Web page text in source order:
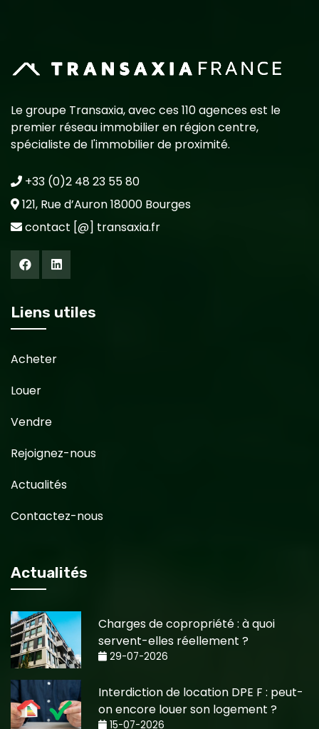
Le groupe Transaxia, avec ces 110 agences est le
premier réseau immobilier en région centre,
spécialiste de l'immobilier de proximité.
+33 (0)2 48 23 55 80
121, Rue d’Auron 18000 Bourges
contact [@] transaxia.fr
Liens utiles
Acheter
Louer
Vendre
Rejoignez-nous
Actualités
Contactez-nous
Actualités
Charges de copropriété : à quoi
servent-elles réellement ?
29-07-2026
Interdiction de location DPE F : peut-
on encore louer son logement ?
15-07-2026